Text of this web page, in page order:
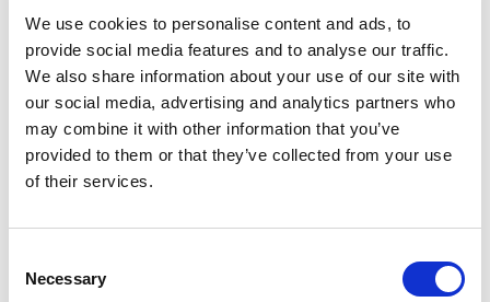
We use cookies to personalise content and ads, to
provide social media features and to analyse our traffic.
We also share information about your use of our site with
our social media, advertising and analytics partners who
may combine it with other information that you’ve
provided to them or that they’ve collected from your use
of their services.
Selection
Necessary